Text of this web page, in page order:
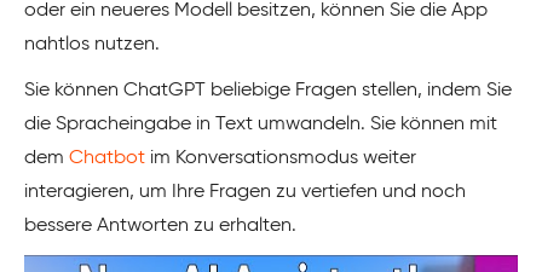
oder ein neueres Modell besitzen, können Sie die App
nahtlos nutzen.
Sie können ChatGPT beliebige Fragen stellen, indem Sie
die Spracheingabe in Text umwandeln. Sie können mit
dem Chatbot im Konversationsmodus weiter
interagieren, um Ihre Fragen zu vertiefen und noch
bessere Antworten zu erhalten.